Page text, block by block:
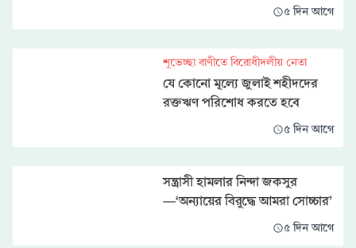
৫ দিন আগে
শুভেচ্ছা বাণীতে বিরোধীদলীয় নেতা
যে কোনো মূল্যে জুলাই শহীদদের
রক্তঋণ পরিশোধ করতে হবে
৫ দিন আগে
সন্ত্রাসী হামলার নিন্দা জকসুর
—‘অন্যায়ের বিরুদ্ধে আমরা সোচ্চার’
৫ দিন আগে